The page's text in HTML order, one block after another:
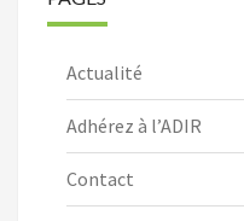
Actualité
Adhérez à l’ADIR
Contact